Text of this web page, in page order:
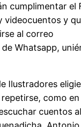
cumplimentar
y
al correo
Whatsapp,
Ilustradores
como
cuentos